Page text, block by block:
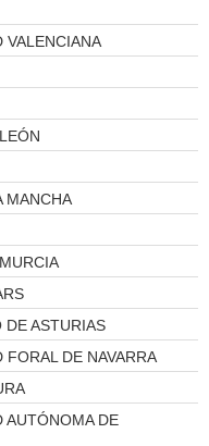
VALENCIANA
MANCHA
DE ASTURIAS
FORAL DE NAVARRA
AUTÓNOMA DE